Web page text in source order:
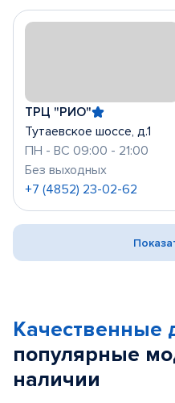
ТРЦ "РИО"
Тутаевское шоссе, д.1
ПН - ВС 09:00 - 21:00
Без выходных
+7 (4852) 23-02-62
Качественные
популярные
наличии